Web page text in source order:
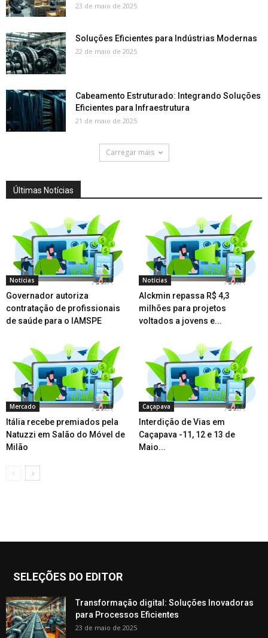
23 de maio de 2025
Soluções Eficientes para Indústrias Modernas
22 de maio de 2025
Cabeamento Estruturado: Integrando Soluções
Eficientes para Infraestrutura
21 de maio de 2025
Carregar mais
Últimas Notícias
Notícias
Governador autoriza
contratação de profissionais
de saúde para o IAMSPE
Notícias
Alckmin repassa R$ 4,3
milhões para projetos
voltados a jovens e...
Mercado
Itália recebe premiados pela
Natuzzi em Salão do Móvel de
Milão
Caçapava
Interdição de Vias em
Caçapava -11, 12 e 13 de
Maio...
SELEÇÕES DO EDITOR
Transformação digital: Soluções Inovadoras
para Processos Eficientes
23 de maio de 2025